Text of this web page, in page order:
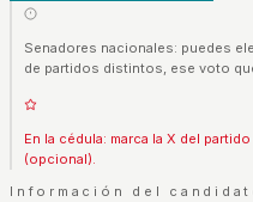
Senadores nacionales: puedes
de partidos distintos, ese voto
En la cédula: marca la X del
(opcional).
Información del